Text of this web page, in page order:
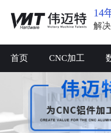
14
解
首页 CNC加工